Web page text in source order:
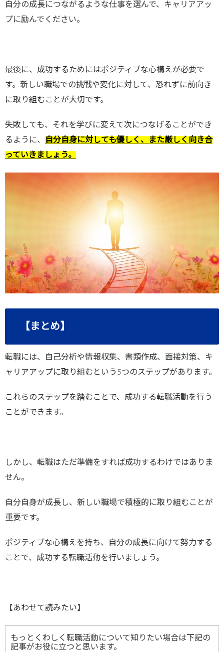
自分の成長につながるような仕事を選んで、キャリアアッ
プに励んでください。
最後に、成功するためにはポジティブな心構えが必要で
す。新しい職場での挑戦や変化に対して、恐れずに前向き
に取り組むことが大切です。
失敗しても、それを学びに変えて次につなげることができ
るように、
自分自身に対しても優しく、また厳しく向き合
っていきましょう。
【まとめ】
転職には、自己分析や情報収集、書類作成、面接対策、キ
ャリアアップに取り組むという5つのステップがあります。
これらのステップを踏むことで、成功する転職活動を行う
ことができます。
しかし、転職はただ準備をすれば成功するわけではありま
せん。
自分自身が成長し、新しい職場で積極的に取り組むことが
重要です。
ポジティブな心構えを持ち、自分の成長に向けて努力する
ことで、成功する転職活動を行いましょう。
【あわせて読みたい】
もっとくわしく転職活動について知りたい場合は下記の
記事がお役に立つと思います。